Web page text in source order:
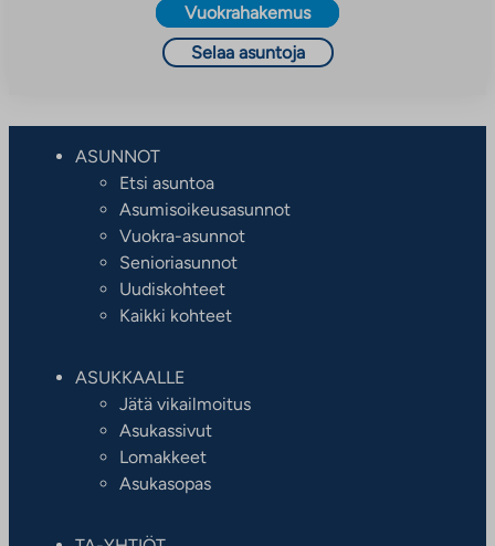
Vuokrahakemus
Selaa asuntoja
ASUNNOT
Etsi asuntoa
Asumisoikeusasunnot
Vuokra-asunnot
Senioriasunnot
Uudiskohteet
Kaikki kohteet
ASUKKAALLE
Jätä vikailmoitus
Asukassivut
Lomakkeet
Asukasopas